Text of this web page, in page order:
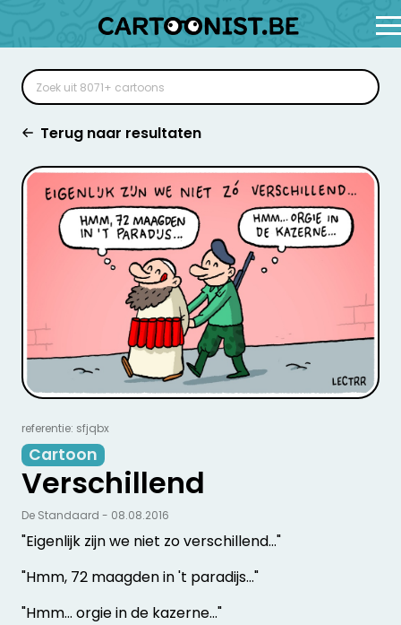
Terug naar resultaten
referentie: sfjqbx
Cartoon
Verschillend
"Eigenlijk zijn we niet zo verschillend…"
"Hmm, 72 maagden in 't paradijs…"
"Hmm… orgie in de kazerne…"
De Standaard - 08.08.2016